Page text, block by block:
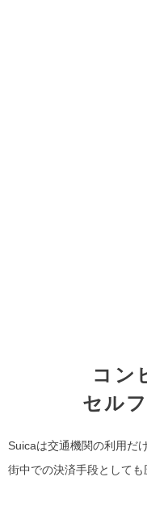
コン
セル
Suicaは交通機関の利用だ
街中での決済手段としても